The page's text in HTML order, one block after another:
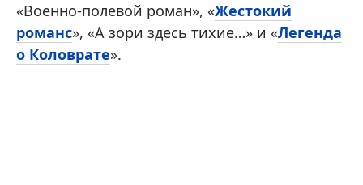
«Военно-полевой роман», «Жестокий
романс», «А зори здесь тихие…» и «Легенда
о Коловрате».